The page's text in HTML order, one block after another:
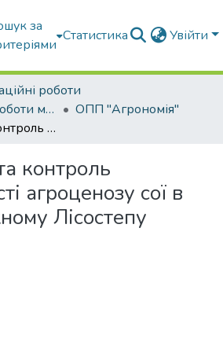
за
Статистика Увійти
роботи
Кваліфікаційні роботи магістрів
ОПП "Агрономія"
Моніторинг та контроль забур’яненості агроценозу сої в Правобережному Лісостепу України
контроль
агроценозу сої в
Лісостепу